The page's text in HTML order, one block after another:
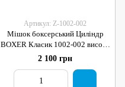
Артикул: Z-1002-002
Мішок боксерський Циліндр
BOXER Класик 1002-002 висота
160см чорний
2 100 грн